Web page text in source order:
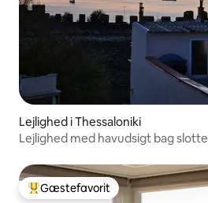
Lejlighed i Thessaloniki
Lejlighed med havudsigt bag slotte
Bedste gæstefavorit
Gæstefavorit